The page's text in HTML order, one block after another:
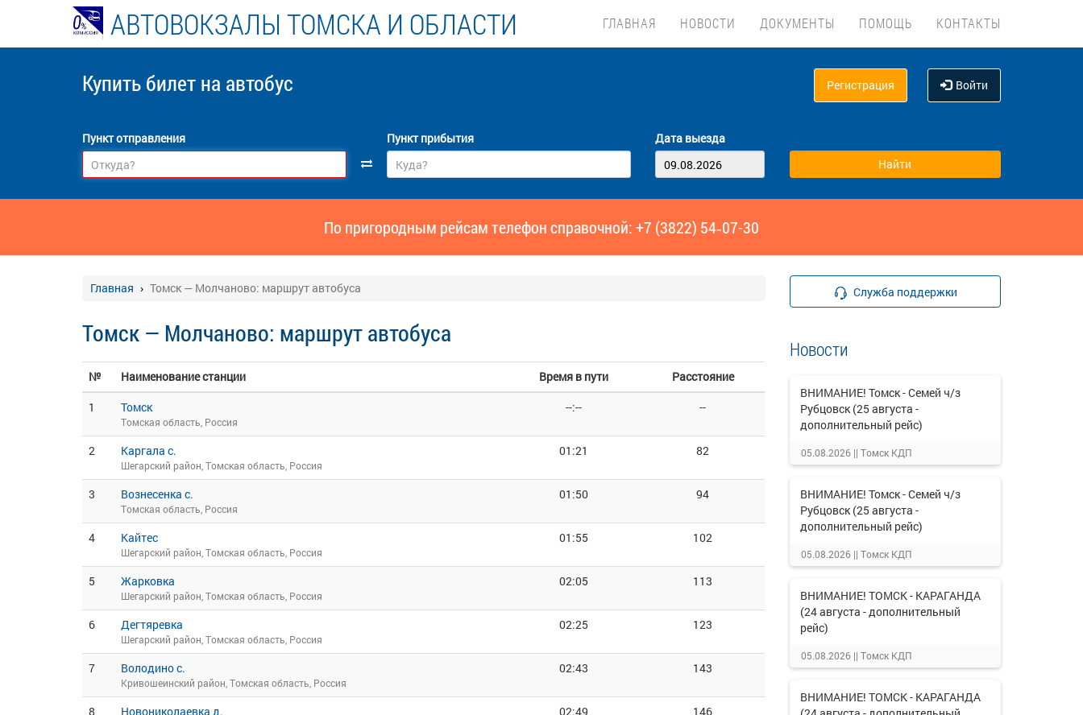
АВТОВОКЗАЛЫ ТОМСКА И ОБЛАСТИ ГЛАВНАЯ НОВОСТИ ДОКУМЕНТЫ ПОМОЩЬ КОНТАКТЫ
Купить билет на автобус Регистрация Войти
Пункт отправления Пункт прибытия Дата выезда
По пригородным рейсам телефон справочной: +7 (3822) 54‑07-30
Главная Томск — Молчаново: маршрут автобуса
Томск — Молчаново: маршрут автобуса
№ Наименование станции Время в пути
Расстояние
1
Томск
Томская область, Россия
--:-- --
2 Каргала с.
Шегарский район, Томская область, Россия
01:21 82
3 Вознесенка с.
Томская область, Россия
01:50 94
4 Кайтес
Шегарский район, Томская область, Россия
01:55 102
5 Жарковка
Шегарский район, Томская область, Россия
02:05 113
6 Дегтяревка
Шегарский район, Томская область, Россия
02:25 123
7 Володино с.
Кривошеинский район, Томская область, Россия
02:43 143
8 Новониколаевка д. 02:49 146
Служба поддержки
Новости
ВНИМАНИЕ! Томск - Семей ч/з
Рубцовск (25 августа -
дополнительный рейс)
05.08.2026 || Томск КДП
ВНИМАНИЕ! Томск - Семей ч/з
Рубцовск (25 августа -
дополнительный рейс)
05.08.2026 || Томск КДП
ВНИМАНИЕ! ТОМСК - КАРАГАНДА
(24 августа - дополнительный
рейс)
05.08.2026 || Томск КДП
ВНИМАНИЕ! ТОМСК - КАРАГАНДА